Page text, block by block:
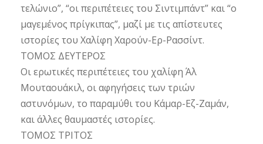
τελώνιο”, “οι περιπέτειες του Σιντιμπάντ” και “ο
μαγεμένος πρίγκιπας”, μαζί με τις απίστευτες
ιστορίες του Χαλίφη Χαρούν-Ερ-Ρασσίντ.
ΤΟΜΟΣ ΔΕΥΤΕΡΟΣ
Οι ερωτικές περιπέτειες του χαλίφη Άλ
Μουταουάκιλ, οι αφηγήσεις των τριών
αστυνόμων, το παραμύθι του Κάμαρ-Εζ-Ζαμάν,
και άλλες θαυμαστές ιστορίες.
ΤΟΜΟΣ ΤΡΙΤΟΣ